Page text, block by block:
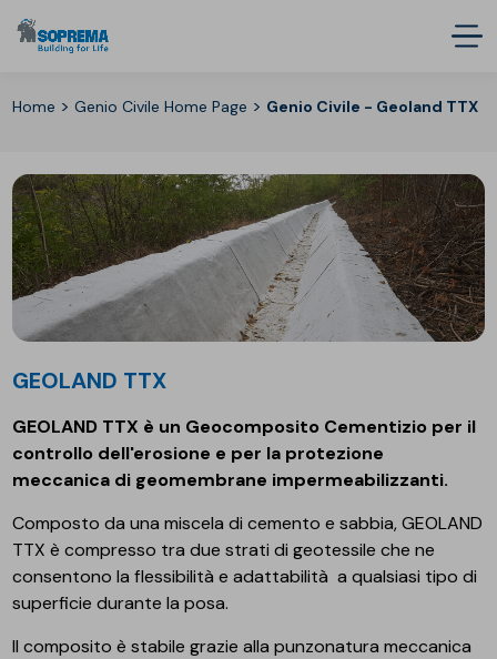
Home >Genio Civile Home Page > Genio Civile - Geoland TTX
GEOLAND TTX
GEOLAND TTX è un Geocomposito Cementizio per il
controllo dell'erosione e per la protezione
meccanica di geomembrane impermeabilizzanti.
Composto da una miscela di cemento e sabbia, GEOLAND
TTX è compresso tra due strati di geotessile che ne
consentono la flessibilità e adattabilità a qualsiasi tipo di
superficie durante la posa.
Il composito è stabile grazie alla punzonatura meccanica